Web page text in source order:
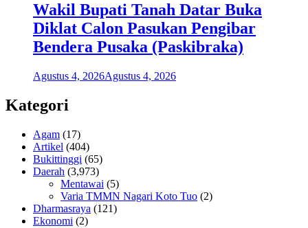
Wakil Bupati Tanah Datar Buka
Diklat Calon Pasukan Pengibar
Bendera Pusaka (Paskibraka)
Agustus 4, 2026Agustus 4, 2026
Kategori
Agam (17)
Artikel (404)
Bukittinggi (65)
Daerah (3,973)
Mentawai (5)
Varia TMMN Nagari Koto Tuo (2)
Dharmasraya (121)
Ekonomi (2)